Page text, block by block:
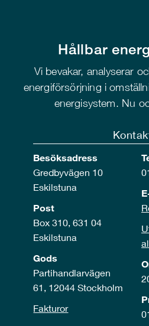
Hållbar
Vi bevakar, analyserar
energiförsörjning i
energisystem. Nu
Besöksadress
Gredbyvägen 10
Eskilstuna
Post
Box 310, 631 04
Eskilstuna
Gods
Partihandlarvägen
61, 12044 Stockholm
Fakturor